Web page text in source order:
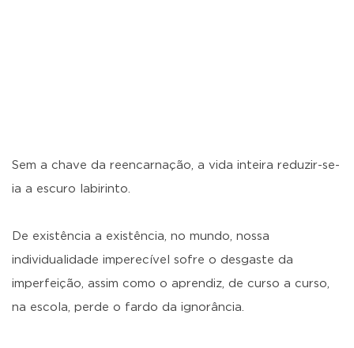
Sem a chave da reencarnação, a vida inteira reduzir-se-
ia a escuro labirinto.
De existência a existência, no mundo, nossa
individualidade imperecível sofre o desgaste da
imperfeição, assim como o aprendiz, de curso a curso,
na escola, perde o fardo da ignorância.